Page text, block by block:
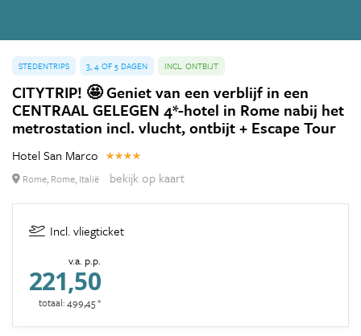
STEDENTRIPS 3, 4 OF 5 DAGEN INCL. ONTBIJT
CITYTRIP! 🤩 Geniet van een verblijf in een
CENTRAAL GELEGEN 4*-hotel in Rome nabij het
metrostation incl. vlucht, ontbijt + Escape Tour
Hotel San Marco
Rome, Rome, Italië bekijk op kaart
Incl. vliegticket
v.a. p.p.
221,50
totaal: 499,45 *